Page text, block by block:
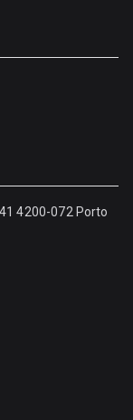
4200-072 Porto